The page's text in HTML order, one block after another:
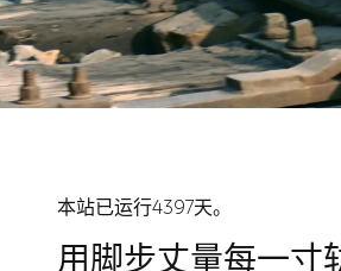
本站已运行4397天。
用脚步丈量每一寸